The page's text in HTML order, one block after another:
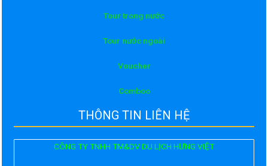
Tour trong nước
Tour nước ngoài
Voucher
Comboo
THÔNG TIN LIÊN HỆ
CÔNG TY TNHH TM&DV DU LỊCH HƯNG VIỆT